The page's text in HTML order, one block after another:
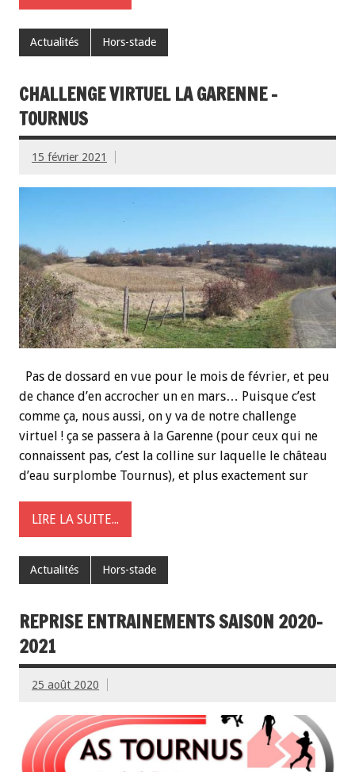
Actualités Hors-stade
CHALLENGE VIRTUEL LA GARENNE –
TOURNUS
15 février 2021
Pas de dossard en vue pour le mois de février, et peu
de chance d’en accrocher un en mars… Puisque c’est
comme ça, nous aussi, on y va de notre challenge
virtuel ! ça se passera à la Garenne (pour ceux qui ne
connaissent pas, c’est la colline sur laquelle le château
d’eau surplombe Tournus), et plus exactement sur
LIRE LA SUITE...
Actualités Hors-stade
REPRISE ENTRAINEMENTS SAISON 2020-
2021
25 août 2020